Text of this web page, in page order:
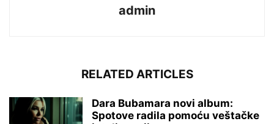
admin
RELATED ARTICLES
Dara Bubamara novi album:
Spotove radila pomoću veštačke